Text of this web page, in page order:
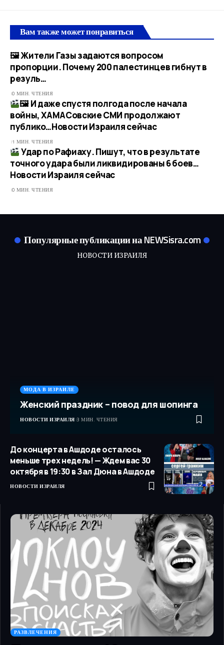
Вам также может понравиться
🖼 Жители Газы задаются вопросом
пропорции. Почему 200 палестинцев гибнут в
резуль…
0 МИН. ЧТЕНИЯ
🖼 И даже спустя полгода после начала
войны, ХАМАСовские СМИ продолжают
публико…​Новости Израиля сейчас
1 МИН. ЧТЕНИЯ
Удар по Рафиаху. Пишут, что в результате
точного удара были ликвидированы 6 боев…​
Новости Израиля сейчас
0 МИН. ЧТЕНИЯ
Популярные публикации на NEWSisra.com
НОВОСТИ ИЗРАИЛЯ
МОДА В ИЗРАИЛЕ
Женский праздник – повод для шопинга
НОВОСТИ ИЗРАИЛЯ 3 МИН. ЧТЕНИЯ
До концерта в Ашдоде осталось
меньше трех недель! — Ждем вас 30
октября в 19:30 в Зал Дюна в Ашдоде
НОВОСТИ ИЗРАИЛЯ
РАЗВЛЕЧЕНИЯ